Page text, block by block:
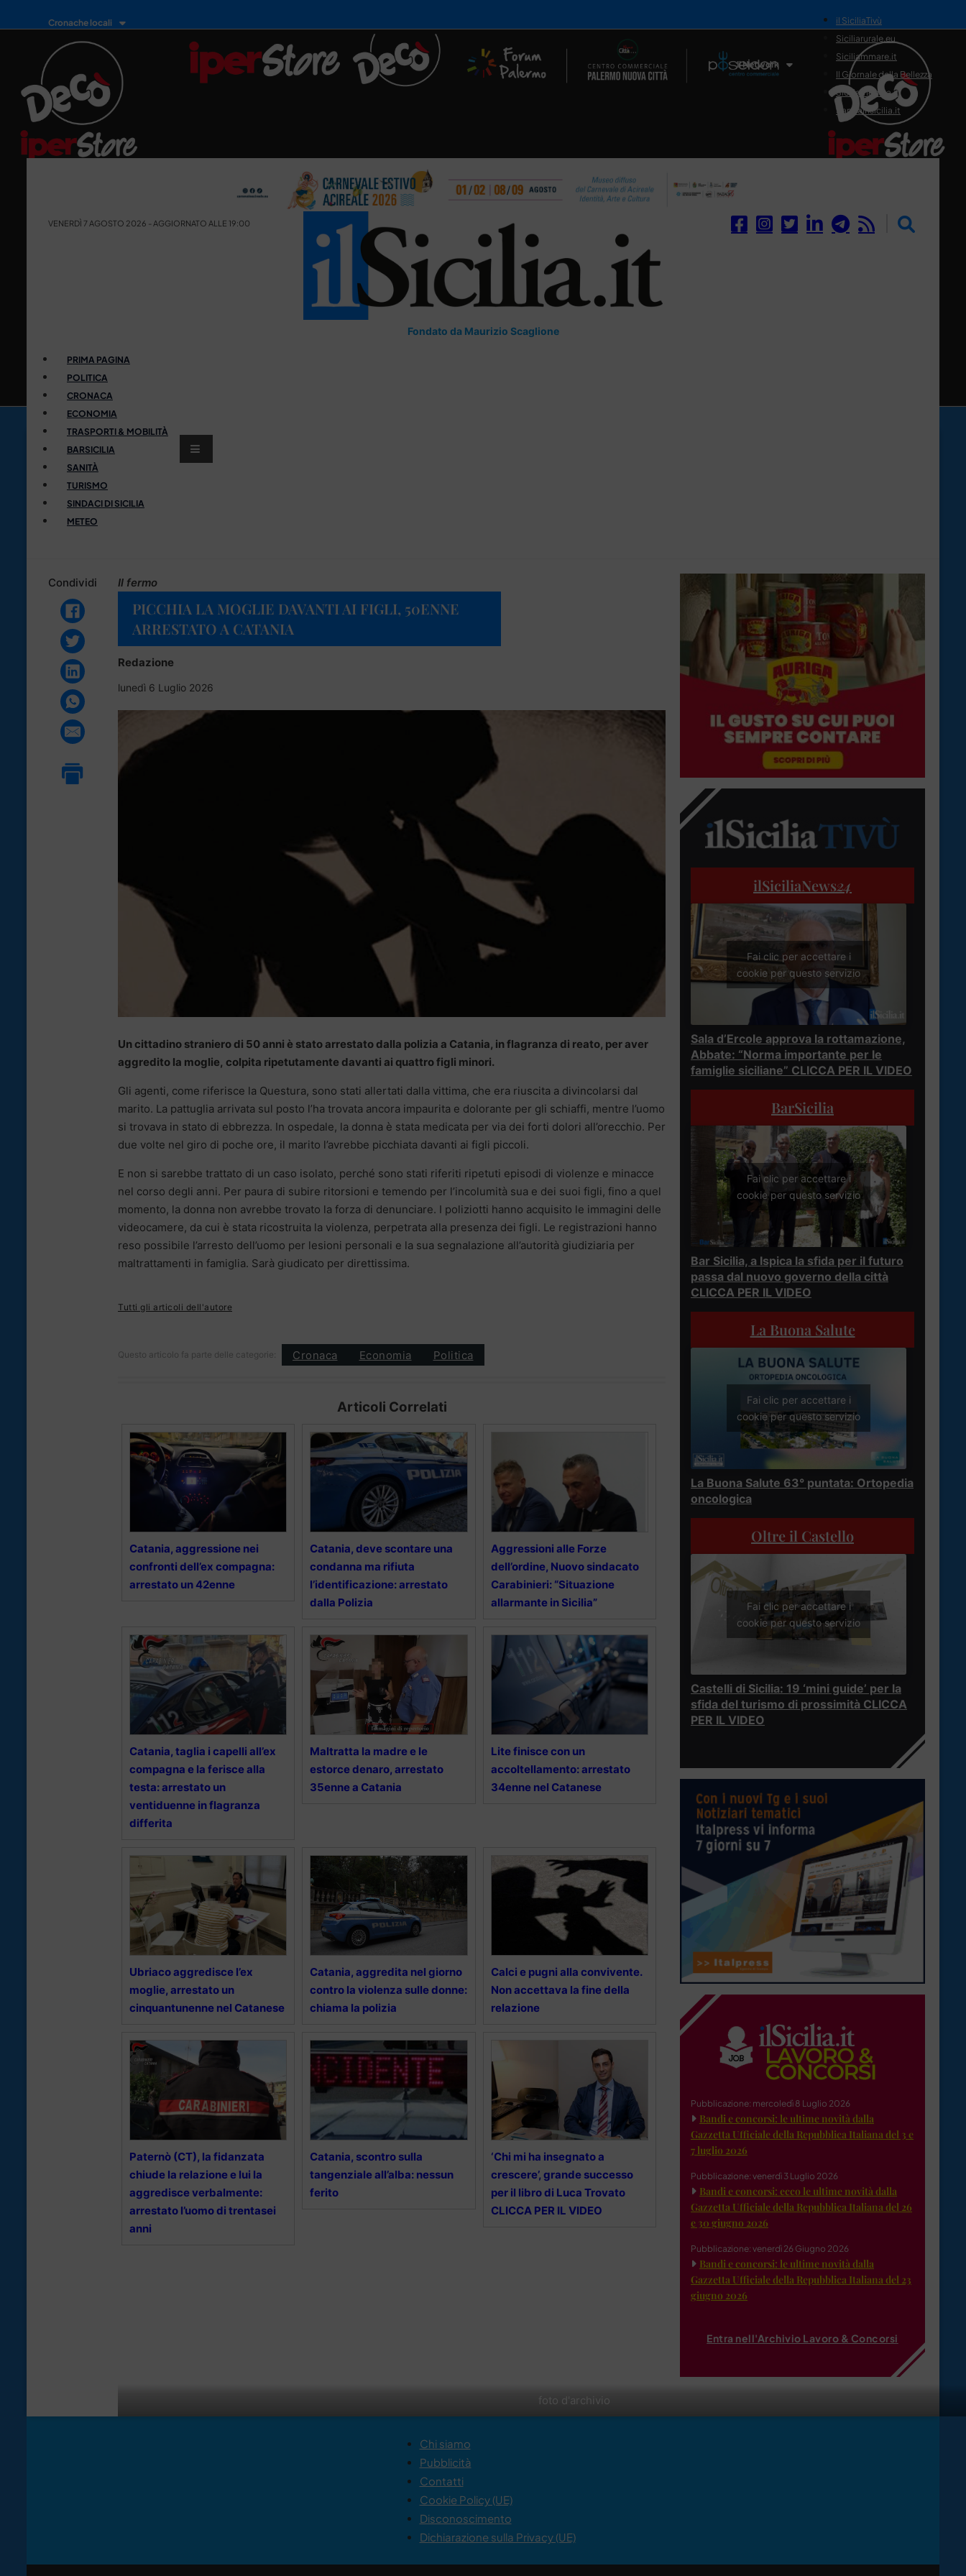
Cronache locali
Il Network
il SiciliaTivù
Siciliarurale.eu
Siciliammare.it
Il Giornale della Bellezza
Siciliamedica.it
Sanitainsicilia.it
VENERDÌ 7 AGOSTO 2026 - AGGIORNATO ALLE 19:00
Fondato da Maurizio Scaglione
PRIMA PAGINA
POLITICA
CRONACA
ECONOMIA
TRASPORTI & MOBILITÀ
BARSICILIA
SANITÀ
TURISMO
SINDACI DI SICILIA
METEO
Condividi Il fermo
PICCHIA LA MOGLIE DAVANTI AI FIGLI, 50ENNE
ARRESTATO A CATANIA
Redazione
lunedì 6 Luglio 2026
foto d'archivio
Un cittadino straniero di 50 anni è stato arrestato dalla polizia a Catania, in flagranza di reato, per aver
aggredito la moglie, colpita ripetutamente davanti ai quattro figli minori.
Gli agenti, come riferisce la Questura, sono stati allertati dalla vittima, che era riuscita a divincolarsi dal
marito. La pattuglia arrivata sul posto l’ha trovata ancora impaurita e dolorante per gli schiaffi, mentre l’uomo
si trovava in stato di ebbrezza. In ospedale, la donna è stata medicata per via dei forti dolori all’orecchio. Per
due volte nel giro di poche ore, il marito l’avrebbe picchiata davanti ai figli piccoli.
E non si sarebbe trattato di un caso isolato, perché sono stati riferiti ripetuti episodi di violenze e minacce
nel corso degli anni. Per paura di subire ritorsioni e temendo per l’incolumità sua e dei suoi figli, fino a quel
momento, la donna non avrebbe trovato la forza di denunciare. I poliziotti hanno acquisito le immagini delle
videocamere, da cui è stata ricostruita la violenza, perpetrata alla presenza dei figli. Le registrazioni hanno
reso possibile l’arresto dell’uomo per lesioni personali e la sua segnalazione all’autorità giudiziaria per
maltrattamenti in famiglia. Sarà giudicato per direttissima.
Tutti gli articoli dell'autore
Questo articolo fa parte delle categorie: Cronaca Economia Politica
Articoli Correlati
Catania, aggressione nei
confronti dell’ex compagna:
arrestato un 42enne
Catania, deve scontare una
condanna ma rifiuta
l’identificazione: arrestato
dalla Polizia
Aggressioni alle Forze
dell’ordine, Nuovo sindacato
Carabinieri: “Situazione
allarmante in Sicilia”
Catania, taglia i capelli all’ex
compagna e la ferisce alla
testa: arrestato un
ventiduenne in flagranza
differita
Maltratta la madre e le
estorce denaro, arrestato
35enne a Catania
Lite finisce con un
accoltellamento: arrestato
34enne nel Catanese
Ubriaco aggredisce l’ex
moglie, arrestato un
cinquantunenne nel Catanese
Catania, aggredita nel giorno
contro la violenza sulle donne:
chiama la polizia
Calci e pugni alla convivente.
Non accettava la fine della
relazione
Paternò (CT), la fidanzata
chiude la relazione e lui la
aggredisce verbalmente:
arrestato l’uomo di trentasei
anni
Catania, scontro sulla
tangenziale all’alba: nessun
ferito
‘Chi mi ha insegnato a
crescere’, grande successo
per il libro di Luca Trovato
CLICCA PER IL VIDEO
ilSiciliaNews24
Fai clic per accettare i
cookie per questo servizio
Sala d’Ercole approva la rottamazione,
Abbate: “Norma importante per le
famiglie siciliane” CLICCA PER IL VIDEO
BarSicilia
Fai clic per accettare i
cookie per questo servizio
Bar Sicilia, a Ispica la sfida per il futuro
passa dal nuovo governo della città
CLICCA PER IL VIDEO
La Buona Salute
Fai clic per accettare i
cookie per questo servizio
La Buona Salute 63° puntata: Ortopedia
oncologica
Oltre il Castello
Fai clic per accettare i
cookie per questo servizio
Castelli di Sicilia: 19 ‘mini guide’ per la
sfida del turismo di prossimità CLICCA
PER IL VIDEO
Pubblicazione: mercoledì 8 Luglio 2026
Bandi e concorsi: le ultime novità dalla
Gazzetta Ufficiale della Repubblica Italiana del 3 e
7 luglio 2026
Pubblicazione: venerdì 3 Luglio 2026
Bandi e concorsi: ecco le ultime novità dalla
Gazzetta Ufficiale della Repubblica Italiana del 26
e 30 giugno 2026
Pubblicazione: venerdì 26 Giugno 2026
Bandi e concorsi: le ultime novità dalla
Gazzetta Ufficiale della Repubblica Italiana del 23
giugno 2026
Entra nell'Archivio Lavoro & Concorsi
Chi siamo
Pubblicità
Contatti
Cookie Policy (UE)
Disconoscimento
Dichiarazione sulla Privacy (UE)